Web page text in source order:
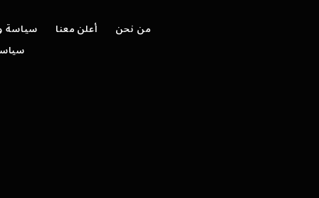
من نحن أعلن معنا سياسة